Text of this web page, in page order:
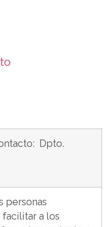
Dpto.
personas
a los